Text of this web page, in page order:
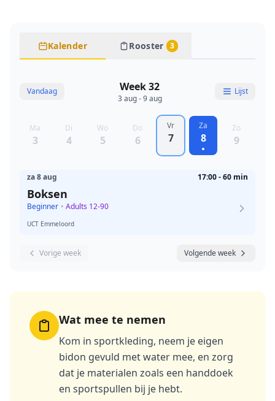
Kalender Rooster 3
Vandaag Week 32
3 aug - 9 aug
Lijst
Ma
3
Di
4
Wo
5
Do
6
Vr
7
Za
8
Zo
9
za 8 aug 17:00 - 60 min
Boksen
Beginner • Adults 12-90
UCT Emmeloord
Vorige week Volgende week
Wat mee te nemen
Kom in sportkleding, neem je eigen
bidon gevuld met water mee, en zorg
dat je materialen zoals een handdoek
en sportspullen bij je hebt.